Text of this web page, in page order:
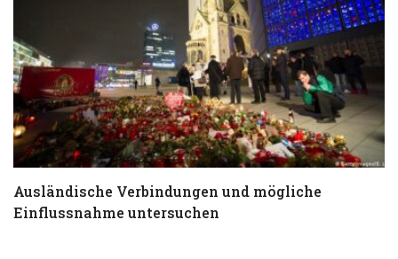
Ausländische Verbindungen und mögliche
Einflussnahme untersuchen